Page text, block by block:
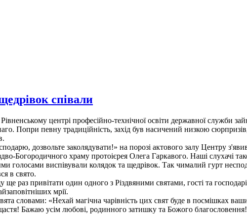
співали
центрі професійно-технічної освіти державної служби
Попри певну традиційність, захід був насичений низкою
дозвольте заколядувати!» на порозі актового залу Центру
Богородичного храму протоієрея Олега Гаркавого. Наші слухачі
голосами виспівували колядок та щедрівок. Так чималий гурт
в свято.
раз привітати один одного з Різдвяними святами, гості та
мрії.
словами: «Нехай магічна чарівність цих свят буде в посмішках
Бажаю усім любові, родинного затишку та Божого